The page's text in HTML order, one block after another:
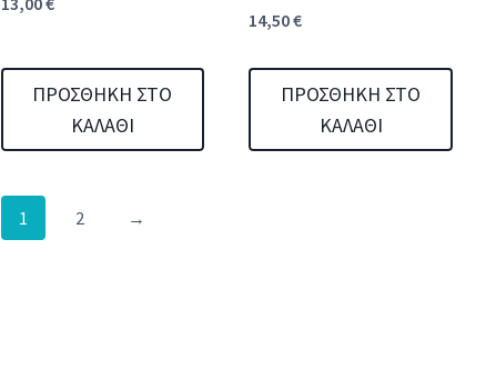
ΠΡΟΣΘΉΚΗ ΣΤΟ
ΚΑΛΆΘΙ
14,50€
ΠΡΟΣΘΉΚΗ ΣΤΟ
ΚΑΛΆΘΙ
1 2 →